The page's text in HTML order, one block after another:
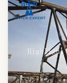
Painting Color:
Climbing Ladder:
Wind Resistance:
High Light: